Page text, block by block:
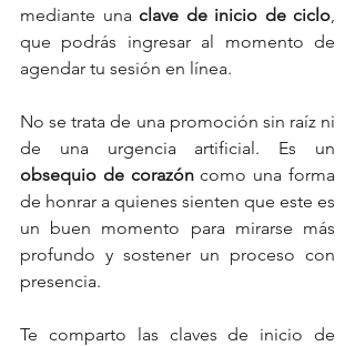
mediante una clave de inicio de ciclo
que podrás ingresar al momento de
agendar tu sesión en línea.
No se trata de una promoción sin raíz ni
obsequio de corazón como una forma
de honrar a quienes sienten que este es
un buen momento para mirarse más
profundo y sostener un proceso con
presencia.
Te comparto las claves de inicio de